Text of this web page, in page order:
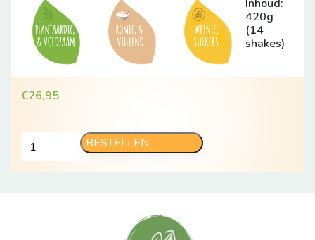
Inhoud:
420g
(14
shakes)
€26,95
Forest
Fruit
BESTELLEN